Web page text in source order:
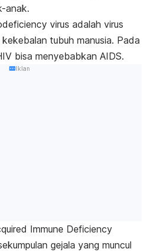
anak.
virus adalah virus
tubuh manusia. Pada
bisa menyebabkan AIDS.
Iklan
Immune Deficiency
gejala yang muncul